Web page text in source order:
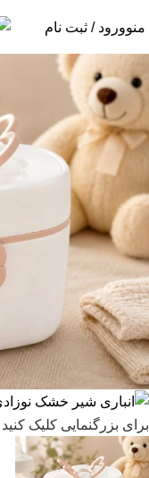
منوورود / ثبت نام
برای بزرگنمایی کلیک کنید